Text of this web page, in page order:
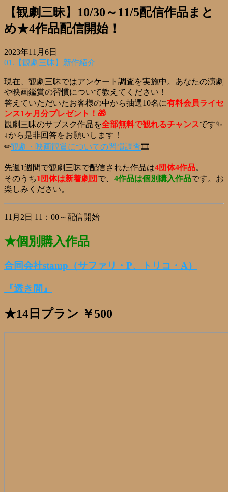
【観劇三昧】10/30～11/5配信作品まと
め★4作品配信開始！
2023年11月6日
01.【観劇三昧】新作紹介
現在、観劇三昧ではアンケート調査を実施中。あなたの演劇
や映画鑑賞の習慣について教えてください！
答えていただいたお客様の中から抽選10名に有料会員ライセ
ンス1ヶ月分プレゼント！🎁
観劇三昧のサブスク作品を全部無料で観れるチャンスです✨
↓から是非回答をお願いします！
✏観劇・映画観賞についての習慣調査🎞
先週1週間で観劇三昧で配信された作品は4団体4作品。
そのうち1団体は新着劇団 で、 4作品は個別購入作品です。お
楽しみください。
11月2日 11：00～配信開始
★個別購入作品
合同会社stamp（サファリ・P、トリコ・A）
『透き間』
★14日プラン ￥500